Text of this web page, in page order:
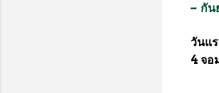
- กั
วันแ
4 จอ